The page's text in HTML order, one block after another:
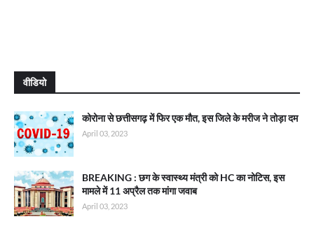
वीडियो
कोरोना से छत्तीसगढ़ में फिर एक मौत, इस जिले के मरीज ने तोड़ा दम
April 03, 2023
BREAKING : छग के स्वास्थ्य मंत्री को HC का नोटिस, इस
मामले में 11 अप्रैल तक मांगा जवाब
April 03, 2023